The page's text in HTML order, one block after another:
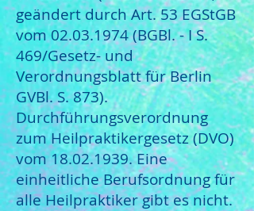
geändert durch Art. 53 EGStGB
vom02.03.1974(BGBl. - I S.
469/Gesetz- und
Verordnungsblatt für Berlin
GVBl. S. 873).
Durchführungsverordnung
zum Heilpraktikergesetz (DVO)
vom18.02.1939. Eine
einheitliche Berufsordnung für
alle Heilpraktiker gibt es nicht.